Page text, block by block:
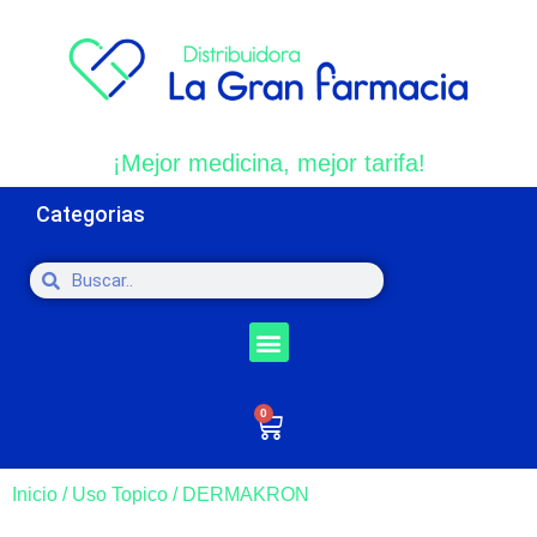
¡Mejor medicina, mejor tarifa!
Categorias
0
Inicio / Uso Topico / DERMAKRON